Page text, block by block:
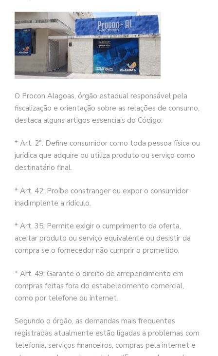
O Procon Alagoas, órgão estadual responsável pela
fiscalização e orientação sobre as relações de consumo,
destaca alguns artigos essenciais do Código:
* Art. 2°: Define consumidor como toda pessoa física ou
jurídica que adquire ou utiliza produto ou serviço como
destinatário final.
* Art. 42: Proíbe constranger ou expor o consumidor
inadimplente a ridículo.
* Art. 35: Permite exigir o cumprimento da oferta,
aceitar produto ou serviço equivalente ou desistir da
compra se o fornecedor não cumprir o prometido.
* Art. 49: Garante o direito de arrependimento em
compras feitas fora do estabelecimento comercial,
como por telefone ou internet.
Segundo o órgão, as demandas mais frequentes
registradas atualmente estão ligadas a problemas com
telefonia, serviços financeiros, compras pela internet e